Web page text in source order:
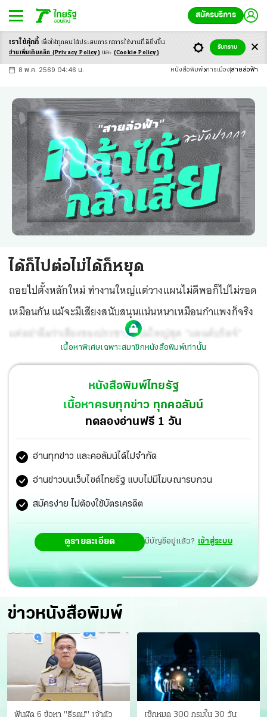
สมัครบริการ
-ก ก ก+
8 พ.ค. 2569 04:46 น. หนังสือพิมพ์ การเมือง สายล่อฟ้า
ได้ก็ไปต่อไม่ได้ก็หยุด
ถอยไปตั้งหลักใหม่ ทำงานใหญ่แต่วางแผนไม่ดีพอก็ไปไม่รอด
เหมือนกัน แม้จะมีเสียงสนับสนุนแน่นหนาเหมือนกำแพงก็จริง
แต่อย่าลืมว่าเสียงของประชาชนนั้นใหญ่สุด “แลนด์บริดจ์”
เนื้อหาพิเศษเฉพาะสมาชิกหนังสือพิมพ์เท่านั้น
หนังสือพิมพ์ไทยรัฐ
เนื้อหาครบทุกข่าว ทุกคอลัมน์
ทดลองอ่านฟรี 1 วัน
อ่านทุกข่าว และคอลัมน์ได้ไม่จำกัด
อ่านข่าวบนเว็บไซต์ไทยรัฐ แบบไม่มีโฆษณารบกวน
สมัครง่าย ไม่ต้องใช้บัตรเครดิต
ดูรายละเอียด มีบัญชีอยู่แล้ว? เข้าสู่ระบบ
ข่าวหนังสือพิมพ์
ฟันผิด 6 ข้อหา "ธีรุตม์" เจ้าตัว
เช็กหมด 300 กรมใน 30 วัน
เราใช้คุ้กกี้ เพื่อให้ทุกคนได้ประสบการณ์การใช้งานที่ดียิ่งขึ้น
อ่านเพิ่มเติมคลิก (Privacy Policy) และ (Cookie Policy)
รับทราบ